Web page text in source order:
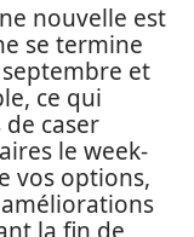
nouvelle est
se termine
et
ce qui
caser
le week-
vos options,
la fin de